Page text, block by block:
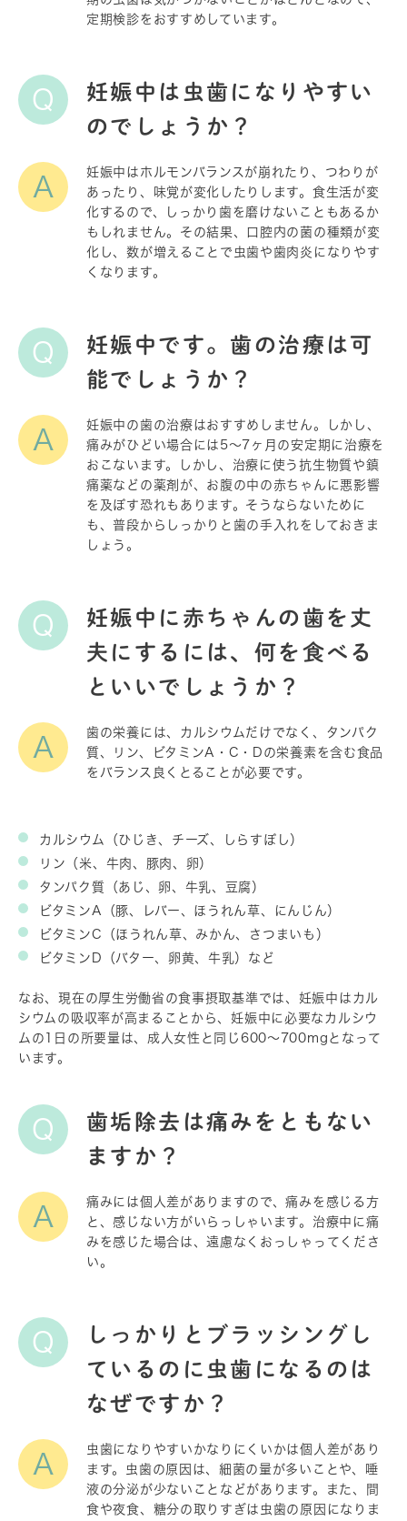
定期検診をおすすめしています。
Q
妊娠中は虫歯になりやすい
のでしょうか？
A
妊娠中はホルモンバランスが崩れたり、つわりが
あったり、味覚が変化したりします。食生活が変
化するので、しっかり歯を磨けないこともあるか
もしれません。その結果、口腔内の菌の種類が変
化し、数が増えることで虫歯や歯肉炎になりやす
くなります。
Q
妊娠中です。歯の治療は可
能でしょうか？
A
妊娠中の歯の治療はおすすめしません。しかし、
痛みがひどい場合には5〜7ヶ月の安定期に治療を
おこないます。しかし、治療に使う抗生物質や鎮
痛薬などの薬剤が、お腹の中の赤ちゃんに悪影響
を及ぼす恐れもあります。そうならないために
も、普段からしっかりと歯の手入れをしておきま
しょう。
Q
妊娠中に赤ちゃんの歯を丈
夫にするには、何を食べる
といいでしょうか？
A
歯の栄養には、カルシウムだけでなく、タンパク
質、リン、ビタミンA・C・Dの栄養素を含む食品
をバランス良くとることが必要です。
カルシウム（ひじき、チーズ、しらすぼし）
リン（米、牛肉、豚肉、卵）
タンパク質（あじ、卵、牛乳、豆腐）
ビタミンA（豚、レバー、ほうれん草、にんじん）
ビタミンC（ほうれん草、みかん、さつまいも）
ビタミンD（バター、卵黄、牛乳）など
なお、現在の厚生労働省の食事摂取基準では、妊娠中はカル
シウムの吸収率が高まることから、妊娠中に必要なカルシウ
ムの1日の所要量は、成人女性と同じ600～700mgとなって
います。
Q
歯垢除去は痛みをともない
ますか？
A
痛みには個人差がありますので、痛みを感じる方
と、感じない方がいらっしゃいます。治療中に痛
みを感じた場合は、遠慮なくおっしゃってくださ
い。
Q
しっかりとブラッシングし
ているのに虫歯になるのは
なぜですか？
A
虫歯になりやすいかなりにくいかは個人差があり
ます。虫歯の原因は、細菌の量が多いことや、唾
液の分泌が少ないことなどがあります。また、間
食や夜食、糖分の取りすぎは虫歯の原因になりま